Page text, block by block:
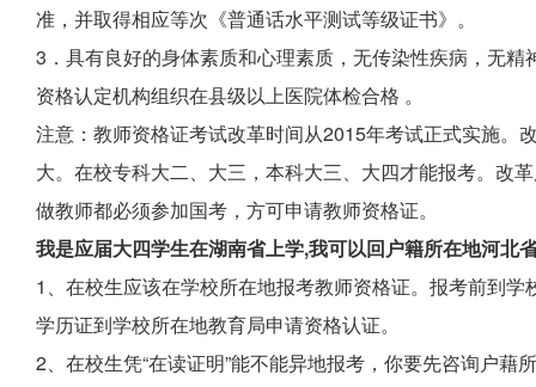
准，并取得相应等次《普通话水平测试等级证书》。
3．具有良好的身体素质和心理素质，无传染性疾病，无
资格认定机构组织在县级以上医院体检合格 。
注意：教师资格证考试改革时间从2015年考试正式实施。
大。在校专科大二、大三，本科大三、大四才能报考。改
做教师都必须参加国考，方可申请教师资格证。
我是应届大四学生在湖南省上学,我可以回户籍所在地河北
1、在校生应该在学校所在地报考教师资格证。报考前到学
学历证到学校所在地教育局申请资格认证。
2、在校生凭“在读证明”能不能异地报考，你要先咨询户藉